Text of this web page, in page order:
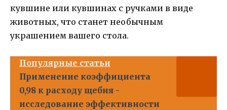
кувшине или кувшинах с ручками в виде
животных, что станет необычным
украшением вашего стола.
Популярные статьи
Применение коэффициента
0,98 к расходу щебня -
исследование эффективности